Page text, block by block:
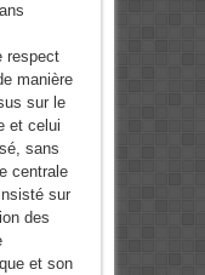
respect
manière
sur le
et celui
sans
centrale
sur
des
et son